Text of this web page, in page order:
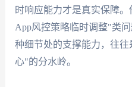
时响应能力才是真实保障
App风控策略临时调整"类
种细节处的支撑能力，往
心"的分水岭。